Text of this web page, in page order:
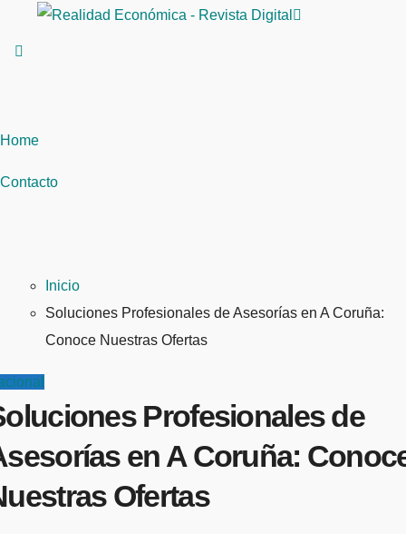
Home
Contacto
Inicio
Soluciones Profesionales de Asesorías en A Coruña:
Conoce Nuestras Ofertas
Profesionales de
en A Coruña:
Ofertas